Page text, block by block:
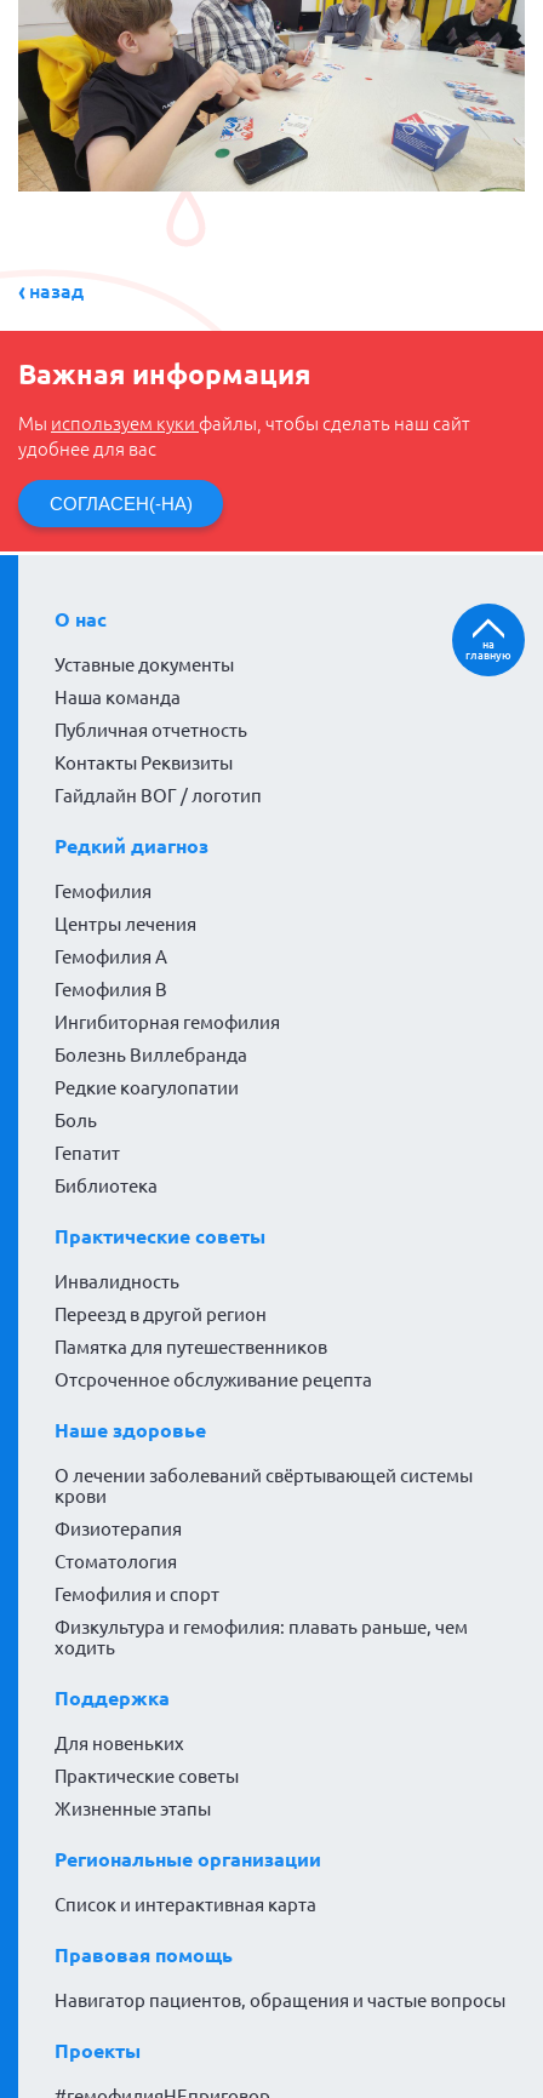
назад
Важная информация
Мы используем куки файлы, чтобы сделать наш сайт
удобнее для вас
СОГЛАСЕН(-НА)
О нас
Уставные документы
Наша команда
Публичная отчетность
Контакты Реквизиты
Гайдлайн ВОГ / логотип
Редкий диагноз
Гемофилия
Центры лечения
Гемофилия А
Гемофилия В
Ингибиторная гемофилия
Болезнь Виллебранда
Редкие коагулопатии
Боль
Гепатит
Библиотека
Практические советы
Инвалидность
Переезд в другой регион
Памятка для путешественников
Отсроченное обслуживание рецепта
Наше здоровье
О лечении заболеваний свёртывающей системы
крови
Физиотерапия
Стоматология
Гемофилия и спорт
Физкультура и гемофилия: плавать раньше, чем
ходить
Поддержка
Для новеньких
Практические советы
Жизненные этапы
Региональные организации
Список и интерактивная карта
Правовая помощь
Навигатор пациентов, обращения и частые вопросы
Проекты
на
главную